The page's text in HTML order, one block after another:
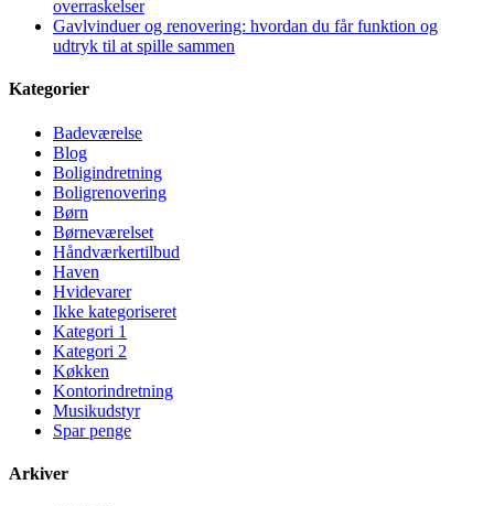
overraskelser
Gavlvinduer og renovering: hvordan du får funktion og
udtryk til at spille sammen
Kategorier
Badeværelse
Blog
Boligindretning
Boligrenovering
Børn
Børneværelset
Håndværkertilbud
Haven
Hvidevarer
Ikke kategoriseret
Kategori 1
Kategori 2
Køkken
Kontorindretning
Musikudstyr
Spar penge
Arkiver